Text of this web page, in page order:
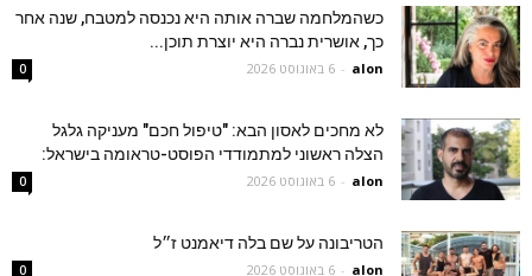
כשהמלחמה שברה אותה היא נכנסה למטבח, שנה אחר
כך, אושרית נברה היא יוצרת תוכן...
alon
- 6 באוגוסט 2026 0
לא מחכים לאסון הבא: "טיפול חכם" מעניקה גלגל
הצלה ראשוני למתמודדי הפוסט-טראומה בישראל:
alon
- 6 באוגוסט 2026 0
הטריבונה על שם בלה דיאמנט ז״ל
alon
- 6 באוגוסט 2026 0